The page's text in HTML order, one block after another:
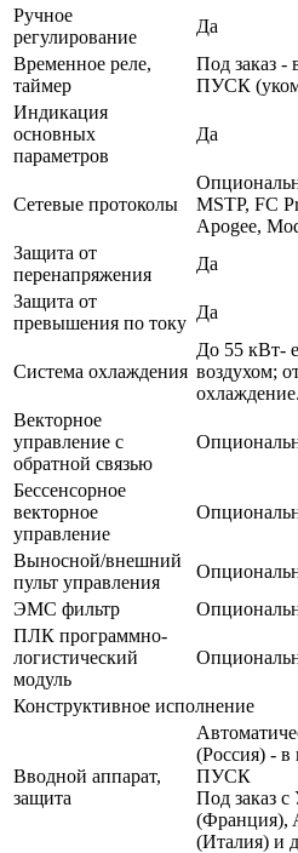
Ручное
регулирование
Да
Временное реле,
таймер
Под заказ
ПУСК
Индикация
основных
параметров
Да
Сетевые протоколы
MSTP, FC
Apogee,
Защита от
перенапряжения
Да
Защита от
превышения по току
Да
Система охлаждения
До 55 кВт-
воздухом;
охлаждение.
Векторное
управление с
обратной связью
Бессенсорное
векторное
управление
Выносной/внешний
пульт управления
ЭМС фильтр
ПЛК программно-
логистический
модуль
Конструктивное исполнение
Вводной аппарат,
защита
(Россия) -
ПУСК
Под заказ
(Франция),
(Италия) и